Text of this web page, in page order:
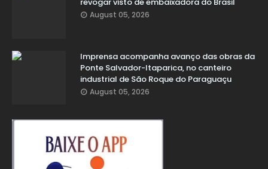
August 05, 2026
Imprensa acompanha avanço das obras da
Ponte Salvador-Itaparica, no canteiro
industrial de São Roque do Paraguaçu
August 05, 2026